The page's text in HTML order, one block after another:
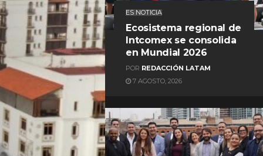
ES NOTICIA
Ecosistema regional de
Intcomex se consolida
en Mundial 2026
POR REDACCIÓN LATAM
7 AGOSTO, 2026